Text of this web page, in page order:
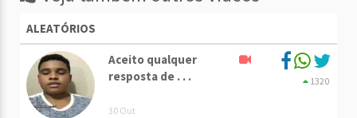
ALEATÓRIOS
Aceito qualquer
resposta de . . .
30 Out
1320